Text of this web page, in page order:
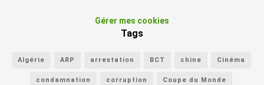
Gérer mes cookies
Tags
Algérie ARP arrestation BCT chine Cinéma
condamnation corruption Coupe du Monde